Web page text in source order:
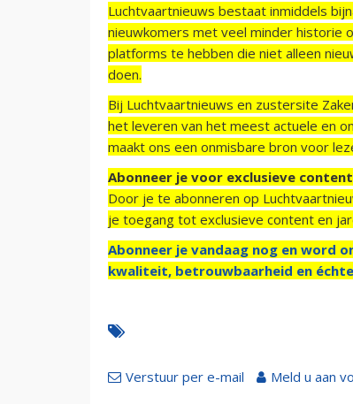
Luchtvaartnieuws bestaat inmiddels
nieuwkomers met veel minder historie
platforms te hebben die niet alleen
doen.
Bij Luchtvaartnieuws en zustersite
het leveren van het meest actuele en
maakt ons een onmisbare bron voor
Abonneer je voor exclusieve
Door je te abonneren op
je toegang tot exclusieve content en
Abonneer je vandaag nog en word
kwaliteit, betrouwbaarheid en
Verstuur per e-mail Meld u aan